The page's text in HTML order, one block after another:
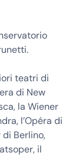
teatri di
di New
la Wiener
l’Opéra di
di Berlino,
il